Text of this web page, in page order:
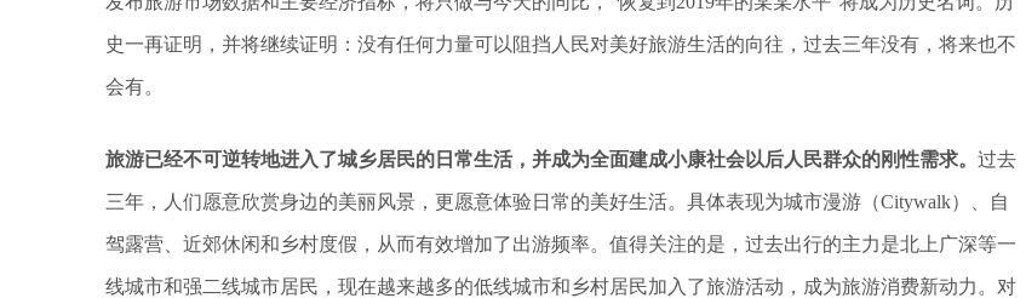
史一再证明，并将继续证明：没有任何力量可以阻挡人民对美好旅游生活的向往，过去三年没有，将来也不
会有。
旅游已经不可逆转地进入了城乡居民的日常生活，并成为全面建成小康社会以后人民群众的刚性需求。 过去
三年，人们愿意欣赏身边的美丽风景，更愿意体验日常的美好生活。具体表现为城市漫游（Citywalk）、自
驾露营、近郊休闲和乡村度假，从而有效增加了出游频率。值得关注的是，过去出行的主力是北上广深等一
线城市和强二线城市居民，现在越来越多的低线城市和乡村居民加入了旅游活动，成为旅游消费新动力。对